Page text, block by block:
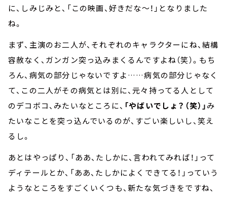
に、しみじみと、「この映画、好きだな～！」となりました
ね。
まず、主演のお二人が、それぞれのキャラクターにね、結構
容赦なく、ガンガン突っ込みまくるんですよね（笑）。もち
ろん、病気の部分じゃないですよ……病気の部分じゃなく
て、この二人がその病気とは別に、元々持ってる人として
のデコボコ、みたいなところに、 「やばいでしょ？（笑）」み
たいなことを突っ込んでいるのが、すごい楽しいし、笑え
るし。
あとはやっぱり、「ああ、たしかに、言われてみれば！」って
ディテールとか、「ああ、たしかによくできてる！」っていう
ようなところをすごくいくつも、新たな気づきをですね、